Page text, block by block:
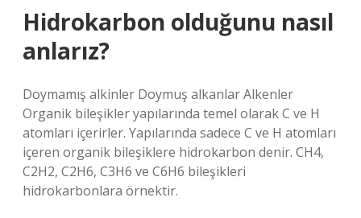
Hidrokarbon olduğunu nasıl
anlarız?
Doymamış alkinler Doymuş alkanlar Alkenler
Organik bileşikler yapılarında temel olarak C ve H
atomları içerirler. Yapılarında sadece C ve H atomları
içeren organik bileşiklere hidrokarbon denir. CH4,
C2H2, C2H6, C3H6 ve C6H6 bileşikleri
hidrokarbonlara örnektir.